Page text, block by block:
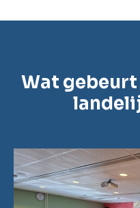
Wat